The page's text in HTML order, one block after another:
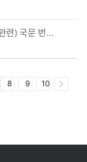
ISO Clarification Request (ISO/IEC 17021-1 관련) 국문 번역자료 제공
8 9 10